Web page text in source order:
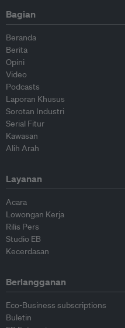
Bagian
Beranda
Berita
Opini
Video
Podcasts
Laporan Khusus
Sorotan Industri
Serial Fitur
Kawasan
Alih Arah
Layanan
Acara
Lowongan Kerja
Rilis Pers
Studio EB
Kecerdasan
Berlangganan
Eco-Business subscriptions
Buletin